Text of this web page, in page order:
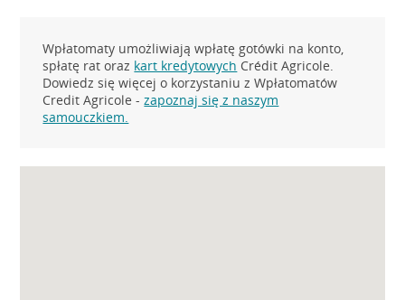
Wpłatomaty umożliwiają wpłatę gotówki na konto,
spłatę rat oraz kart kredytowych Crédit Agricole.
Dowiedz się więcej o korzystaniu z Wpłatomatów
Credit Agricole -zapoznaj się z naszym
samouczkiem.